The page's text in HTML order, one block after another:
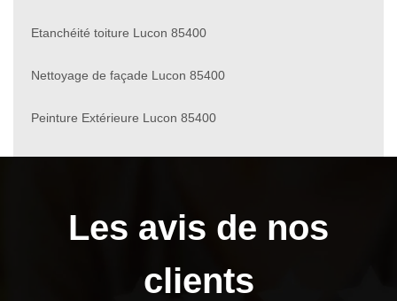
Etanchéité toiture Lucon 85400
Nettoyage de façade Lucon 85400
Peinture Extérieure Lucon 85400
Les avis de nos
clients